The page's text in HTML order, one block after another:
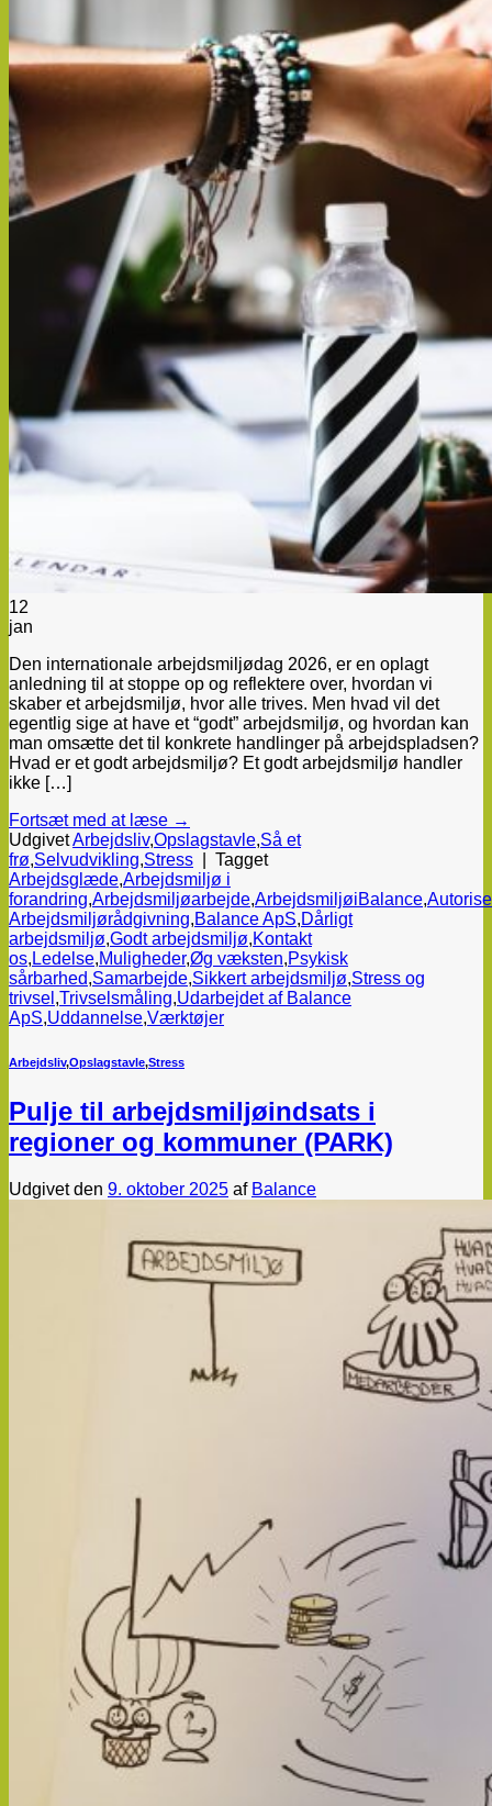
12
jan
Den internationale arbejdsmiljødag 2026, er en oplagt
anledning til at stoppe op og reflektere over, hvordan vi
skaber et arbejdsmiljø, hvor alle trives. Men hvad vil det
egentlig sige at have et “godt” arbejdsmiljø, og hvordan kan
man omsætte det til konkrete handlinger på arbejdspladsen?
Hvad er et godt arbejdsmiljø? Et godt arbejdsmiljø handler
ikke […]
Fortsæt med at læse →
UdgivetArbejdsliv,Opslagstavle,Så et
frø,Selvudvikling,Stress
Tagget
Arbejdsglæde,Arbejdsmiljø i
forandring,Arbejdsmiljøarbejde,ArbejdsmiljøiBalance,
Arbejdsmiljørådgivning,Balance ApS,Dårligt
arbejdsmiljø,Godt arbejdsmiljø,Kontakt
os, Ledelse,Muligheder,Øg væksten,Psykisk
sårbarhed,Samarbejde,Sikkert arbejdsmiljø,Stress og
trivsel ,Trivselsmåling,Udarbejdet af Balance
ApS,Uddannelse,Værktøjer
Arbejdsliv,Opslagstavle,Stress
Pulje til arbejdsmiljøindsats i
regioner og kommuner (PARK)
Udgivet den 9. oktober 2025 af Balance